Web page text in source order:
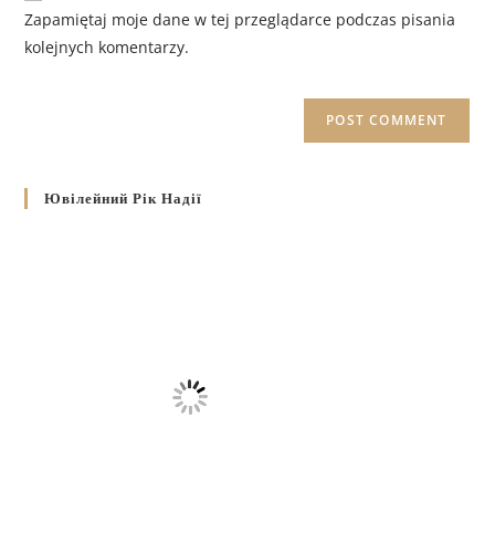
Zapamiętaj moje dane w tej przeglądarce podczas pisania
kolejnych komentarzy.
Ювілейний Рік Надії